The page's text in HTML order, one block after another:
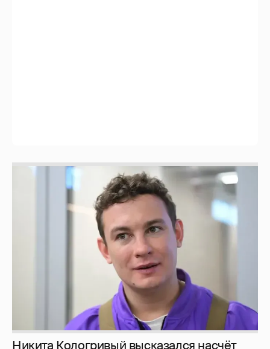
Никита Кологривый высказался насчёт